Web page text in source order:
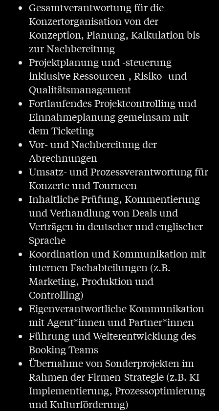
Gesamtverantwortung für die
Konzertorganisation von der
Konzeption, Planung, Kalkulation bis
zur Nachbereitung
Projektplanung und -steuerung
inklusive Ressourcen-, Risiko- und
Qualitätsmanagement
Fortlaufendes Projektcontrolling und
Einnahmeplanung gemeinsam mit
dem Ticketing
Vor- und Nachbereitung der
Abrechnungen
Umsatz- und Prozessverantwortung für
Konzerte und Tourneen
Inhaltliche Prüfung, Kommentierung
und Verhandlung von Deals und
Verträgen in deutscher und englischer
Sprache
Koordination und Kommunikation mit
internen Fachabteilungen (z.B.
Marketing, Produktion und
Controlling)
Eigenverantwortliche Kommunikation
mit Agent*innen und Partner*innen
Führung und Weiterentwicklung des
Booking Teams
Übernahme von Sonderprojekten im
Rahmen der Firmen-Strategie (z.B. KI-
Implementierung, Prozessoptimierung
und Kulturförderung)